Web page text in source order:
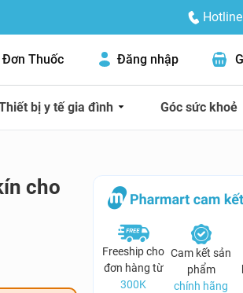
Đơn Thuốc Đăng nhập
bị y tế gia đình Góc sức khoẻ
cho
Freeship cho
đơn hàng từ
300K
Cam kết sản
phẩm
chính hãng